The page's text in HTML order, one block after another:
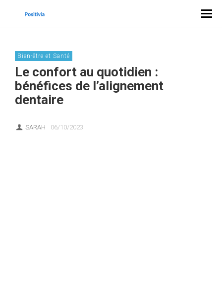
Bien-être et Santé
Le confort au quotidien :
bénéfices de l’alignement
dentaire
SARAH 06/10/2023